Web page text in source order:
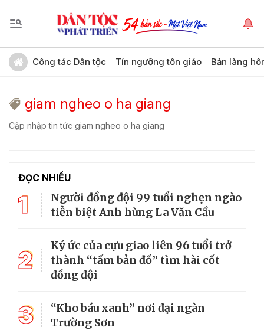
Công tác Dân tộc Tín ngưỡng tôn giáo Bản làng
giam ngheo o ha giang
Cập nhập tin tức giam ngheo o ha giang
ĐỌC NHIỀU
1
Người đồng đội 99 tuổi nghẹn ngào
tiễn biệt Anh hùng La Văn Cầu
2
Ký ức của cựu giao liên 96 tuổi trở
thành “tấm bản đồ” tìm hài cốt
đồng đội
3
“Kho báu xanh” nơi đại ngàn
Trường Sơn